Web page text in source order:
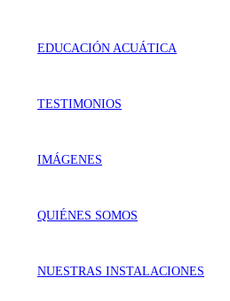
EDUCACIÓN ACUÁTICA
TESTIMONIOS
IMÁGENES
QUIÉNES SOMOS
NUESTRAS INSTALACIONES